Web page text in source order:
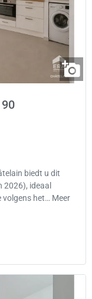
biedt u dit
2026), ideaal
volgens het… Meer